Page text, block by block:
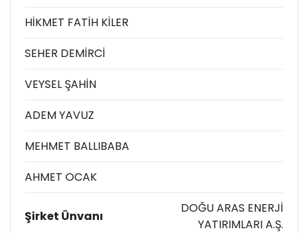
HİKMET FATİH KİLER
SEHER DEMİRCİ
VEYSEL ŞAHİN
ADEM YAVUZ
MEHMET BALLIBABA
AHMET OCAK
Şirket Ünvanı
DOĞU ARAS ENERJİ
YATIRIMLARI A.Ş.